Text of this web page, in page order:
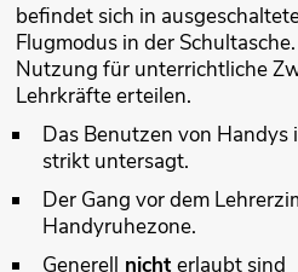
befindet sich in
Flugmodus in der
Nutzung für unterrichtliche
Lehrkräfte erteilen.
Das Benutzen von Handys
strikt untersagt.
Der Gang vor dem
Handyruhezone.
Generell nicht erlaubt sind